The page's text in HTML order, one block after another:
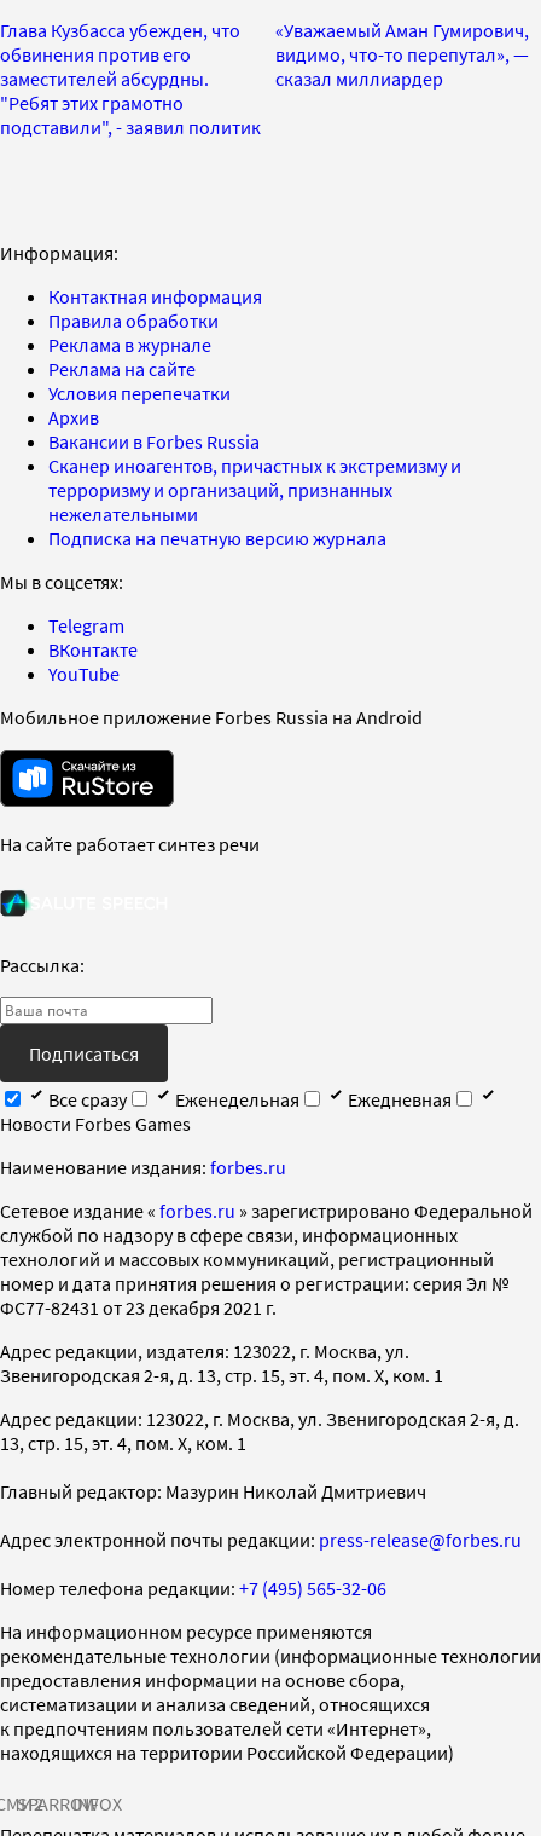
Глава Кузбасса убежден, что
обвинения против его
заместителей абсурдны.
"Ребят этих грамотно
подставили", - заявил политик
«Уважаемый Аман Гумирович,
видимо, что-то перепутал», —
сказал миллиардер
Информация:
Контактная информация
Правила обработки
Реклама в журнале
Реклама на сайте
Условия перепечатки
Архив
Вакансии в Forbes Russia
Сканер иноагентов, причастных к экстремизму и
терроризму и организаций, признанных
нежелательными
Подписка на печатную версию журнала
Мы в соцсетях:
Telegram
ВКонтакте
YouTube
Мобильное приложение Forbes Russia на Android
На сайте работает синтез речи
Рассылка:
Подписаться
Все сразу
Еженедельная
Ежедневная
Новости Forbes Games
Наименование издания: forbes.ru
Cетевое издание « forbes.ru » зарегистрировано Федеральной
службой по надзору в сфере связи, информационных
технологий и массовых коммуникаций, регистрационный
номер и дата принятия решения о регистрации: серия Эл №
ФС77-82431 от 23 декабря 2021 г.
Адрес редакции, издателя: 123022, г. Москва, ул.
Звенигородская 2-я, д. 13, стр. 15, эт. 4, пом. X, ком. 1
Адрес редакции: 123022, г. Москва, ул. Звенигородская 2-я, д.
13, стр. 15, эт. 4, пом. X, ком. 1
Главный редактор: Мазурин Николай Дмитриевич
Адрес электронной почты редакции: press-release@forbes.ru
Номер телефона редакции: +7 (495) 565-32-06
На информационном ресурсе применяются
рекомендательные технологии (информационные технологии
предоставления информации на основе сбора,
систематизации и анализа сведений, относящихся
к предпочтениям пользователей сети «Интернет»,
находящихся на территории Российской Федерации)
SPARROWINFOX